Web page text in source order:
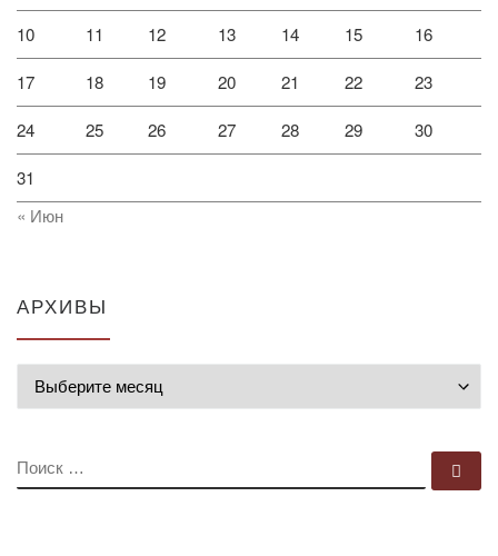
10 11 12 13 14 15 16
17 18 19 20 21 22 23
24 25 26 27 28 29 30
31
« Июн
АРХИВЫ
ПОИСК